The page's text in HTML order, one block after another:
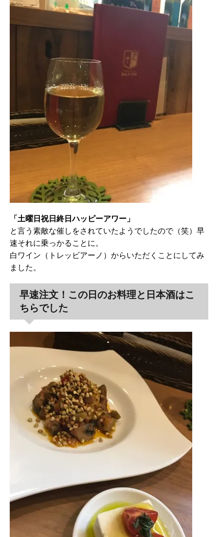
「土曜日祝日終日ハッピーアワー」
と言う素敵な催しをされていたようでしたので（笑）早
速それに乗っかることに。
白ワイン（トレッビアーノ）からいただくことにしてみ
ました。
早速注文！この日のお料理と日本酒はこ
ちらでした